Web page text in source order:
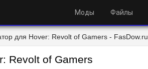
Моды Файлы
для Hover: Revolt of Gamers - FasDow.ru
Revolt of Gamers